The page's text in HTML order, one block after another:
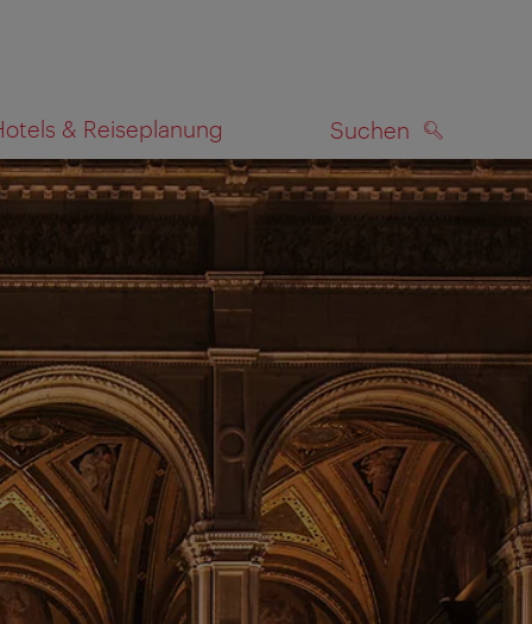
& Reiseplanung Suchen
SUCHEN